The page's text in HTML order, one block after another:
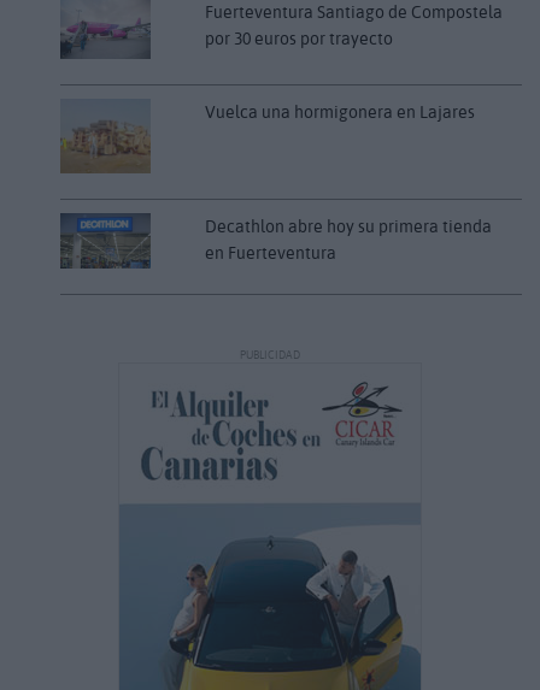
Fuerteventura Santiago de Compostela
por 30 euros por trayecto
Vuelca una hormigonera en Lajares
Decathlon abre hoy su primera tienda
en Fuerteventura
PUBLICIDAD